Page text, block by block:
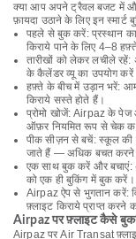
क्या आप अपने ट्रैवल बजट में
फ़ायदा उठाने के लिए इन स्मार्ट
पहले से बुक करें: प्रस्थान
किराये पाने के लिए 4–8
तारीखों को लेकर लचीले
के कैलेंडर व्यू का उपयोग
हफ़्ते के बीच में उड़ान भरें:
किराये सस्ते होते हैं।
प्रोमो खोजें: Airpaz के पेज
ऑफ़र नियमित रूप से चेक
पीक सीज़न से बचें: स्कूल की
जाते हैं — अधिक बचत करने
एक साथ बुक करें और
को एक ही बुकिंग में बुक करें।
Airpaz ऐप से भुगतान करें:
फ़्लाइट किराये प्राप्त करने
Airpaz पर फ़्लाइट कैसे
Airpaz पर Air Transat